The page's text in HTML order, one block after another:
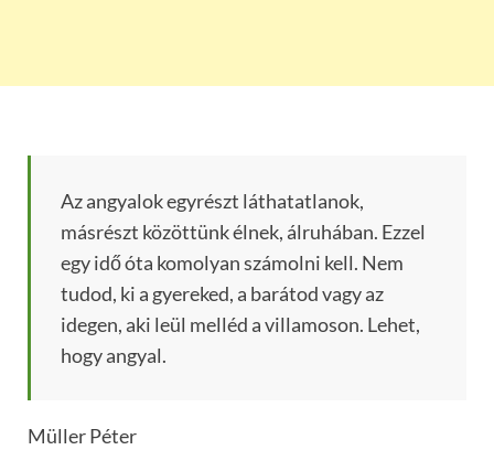
Az angyalok egyrészt láthatatlanok,
másrészt közöttünk élnek, álruhában. Ezzel
egy idő óta komolyan számolni kell. Nem
tudod, ki a gyereked, a barátod vagy az
idegen, aki leül melléd a villamoson. Lehet,
hogy angyal.
Müller Péter